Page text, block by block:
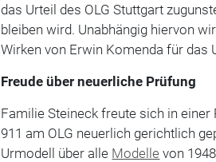
das Urteil des OLG Stuttgart
bleiben wird. Unabhängig hiervon
Wirken von Erwin Komenda für das
Freude über neuerliche Prüfung
Familie Steineck freute sich in
911 am OLG neuerlich gerichtlich
Urmodell über alle Modelle von